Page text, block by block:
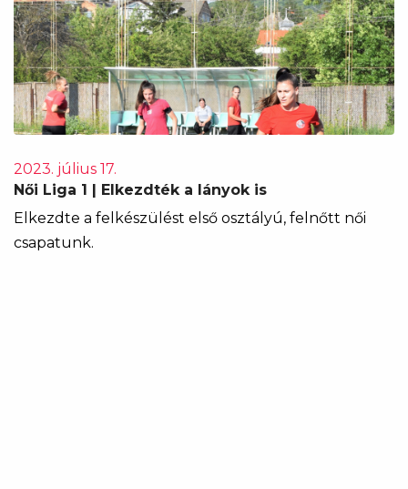
2023. július 17.
Női Liga 1 | Elkezdték a lányok is
Elkezdte a felkészülést első osztályú, felnőtt női
csapatunk.